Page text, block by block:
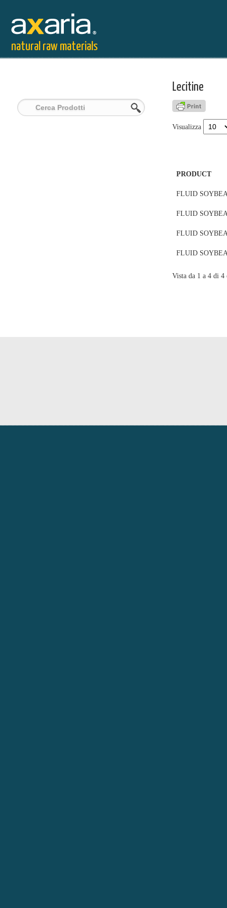
natural raw materials
Lecitine
Visualizza
PRODUCT
FLUID
FLUID
FLUID
FLUID
Vista da 1 a 4 di 4